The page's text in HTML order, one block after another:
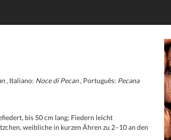
, Italiano: Noce di Pecan, Português: Pecana
bis 50 cm lang; Fiedern leicht
weibliche in kurzen Ähren zu 2–10 an den